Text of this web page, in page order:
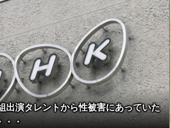
出演タレントから性被害にあっていた
・・